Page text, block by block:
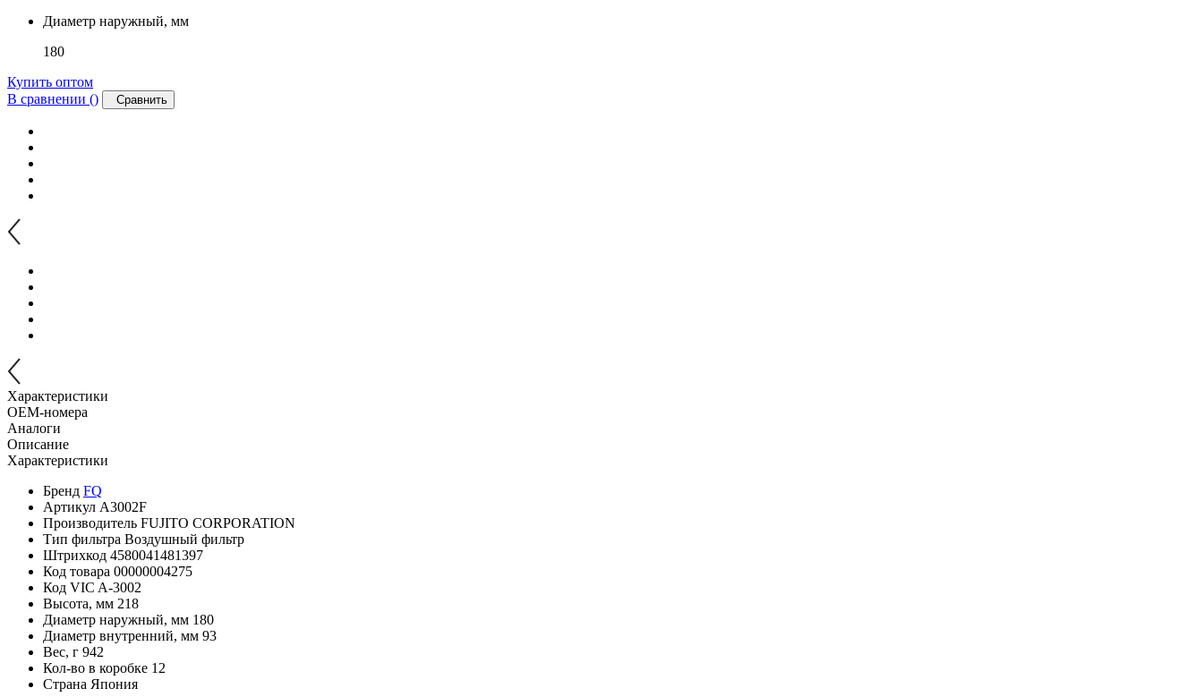
Диаметр наружный, мм
180
Купить оптом
В сравнении () Сравнить
Характеристики
OEM-номера
Аналоги
Описание
Характеристики
Бренд FQ
Артикул A3002F
Производитель FUJITO CORPORATION
Тип фильтра Воздушный фильтр
Штрихкод 4580041481397
Код товара 00000004275
Код VIC A-3002
Высота, мм 218
Диаметр наружный, мм 180
Диаметр внутренний, мм 93
Вес, г 942
Кол-во в коробке 12
Страна Япония